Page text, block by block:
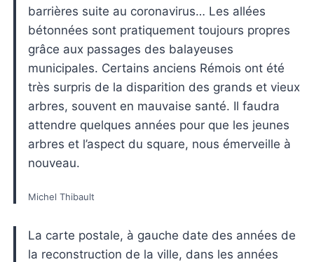
barrières suite au coronavirus… Les allées
bétonnées sont pratiquement toujours propres
grâce aux passages des balayeuses
municipales. Certains anciens Rémois ont été
très surpris de la disparition des grands et vieux
arbres, souvent en mauvaise santé. Il faudra
attendre quelques années pour que les jeunes
arbres et l’aspect du square, nous émerveille à
nouveau.
Michel Thibault
La carte postale, à gauche date des années de
la reconstruction de la ville, dans les années